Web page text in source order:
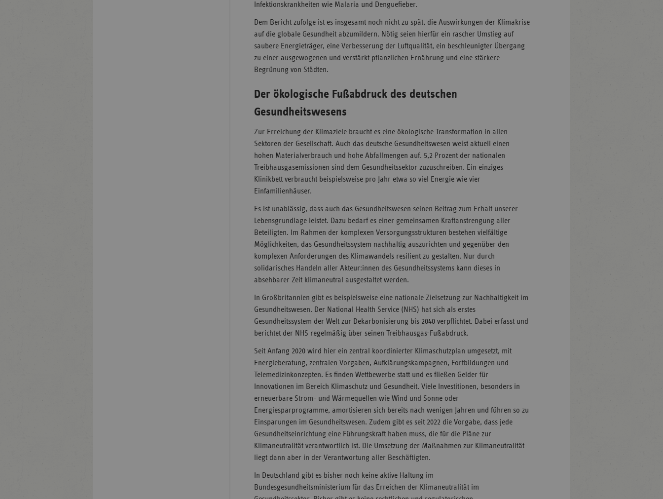
Infektionskrankheiten wie Malaria und Denguefieber.
Dem Bericht zufolge ist es insgesamt noch nicht zu spät, die Auswirkungen der Klimakrise
auf die globale Gesundheit abzumildern. Nötig seien hierfür ein rascher Umstieg auf
saubere Energieträger, eine Verbesserung der Luftqualität, ein beschleunigter Übergang
zu einer ausgewogenen und verstärkt pflanzlichen Ernährung und eine stärkere
Begrünung von Städten.
Der ökologische Fußabdruck des deutschen
Gesundheitswesens
Zur Erreichung der Klimaziele braucht es eine ökologische Transformation in allen
Sektoren der Gesellschaft. Auch das deutsche Gesundheitswesen weist aktuell einen
hohen Materialverbrauch und hohe Abfallmengen auf. 5,2 Prozent der nationalen
Treibhausgasemissionen sind dem Gesundheitssektor zuzuschreiben. Ein einziges
Klinikbett verbraucht beispielsweise pro Jahr etwa so viel Energie wie vier
Einfamilienhäuser.
Es ist unablässig, dass auch das Gesundheitswesen seinen Beitrag zum Erhalt unserer
Lebensgrundlage leistet. Dazu bedarf es einer gemeinsamen Kraftanstrengung aller
Beteiligten. Im Rahmen der komplexen Versorgungsstrukturen bestehen vielfältige
Möglichkeiten, das Gesundheitssystem nachhaltig auszurichten und gegenüber den
komplexen Anforderungen des Klimawandels resilient zu gestalten. Nur durch
solidarisches Handeln aller Akteur:innen des Gesundheitssystems kann dieses in
absehbarer Zeit klimaneutral ausgestaltet werden.
In Großbritannien gibt es beispielsweise eine nationale Zielsetzung zur Nachhaltigkeit im
Gesundheitswesen. Der National Health Service (NHS) hat sich als erstes
Gesundheitssystem der Welt zur Dekarbonisierung bis 2040 verpflichtet. Dabei erfasst und
berichtet der NHS regelmäßig über seinen Treibhausgas-Fußabdruck.
Seit Anfang 2020 wird hier ein zentral koordinierter Klimaschutzplan umgesetzt, mit
Energieberatung, zentralen Vorgaben, Aufklärungskampagnen, Fortbildungen und
Telemedizinkonzepten. Es finden Wettbewerbe statt und es fließen Gelder für
Innovationen im Bereich Klimaschutz und Gesundheit. Viele Investitionen, besonders in
erneuerbare Strom- und Wärmequellen wie Wind und Sonne oder
Energiesparprogramme, amortisieren sich bereits nach wenigen Jahren und führen so zu
Einsparungen im Gesundheitswesen. Zudem gibt es seit 2022 die Vorgabe, dass jede
Gesundheitseinrichtung eine Führungskraft haben muss, die für die Pläne zur
Klimaneutralität verantwortlich ist. Die Umsetzung der Maßnahmen zur Klimaneutralität
liegt dann aber in der Verantwortung aller Beschäftigten.
In Deutschland gibt es bisher noch keine aktive Haltung im
Bundesgesundheitsministerium für das Erreichen der Klimaneutralität im